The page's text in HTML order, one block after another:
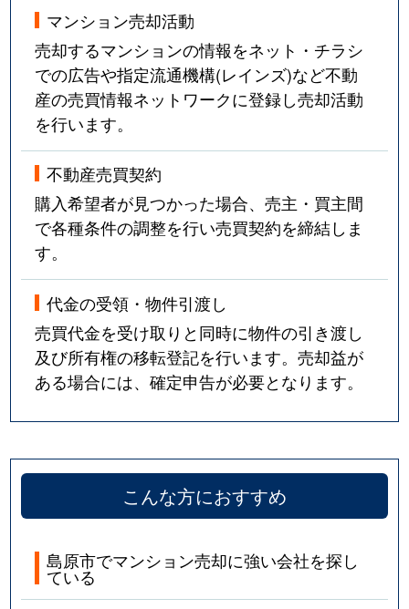
マンション売却活動
売却するマンションの情報をネット・チラシ
での広告や指定流通機構(レインズ)など不動
産の売買情報ネットワークに登録し売却活動
を行います。
不動産売買契約
購入希望者が見つかった場合、売主・買主間
で各種条件の調整を行い売買契約を締結しま
す。
代金の受領・物件引渡し
売買代金を受け取りと同時に物件の引き渡し
及び所有権の移転登記を行います。売却益が
ある場合には、確定申告が必要となります。
こんな方におすすめ
島原市でマンション売却に強い会社を探し
ている